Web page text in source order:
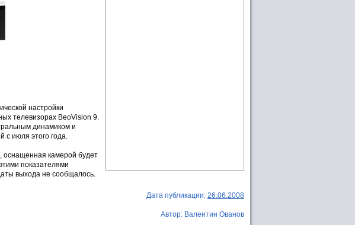
настройки
телевизорах BeoVision 9.
динамиком и
с июля этого года.
оснащенная камерой будет
показателями
выхода не сообщалось.
Дата публикации: 26.06.2008
Автор: Валентин Ованов